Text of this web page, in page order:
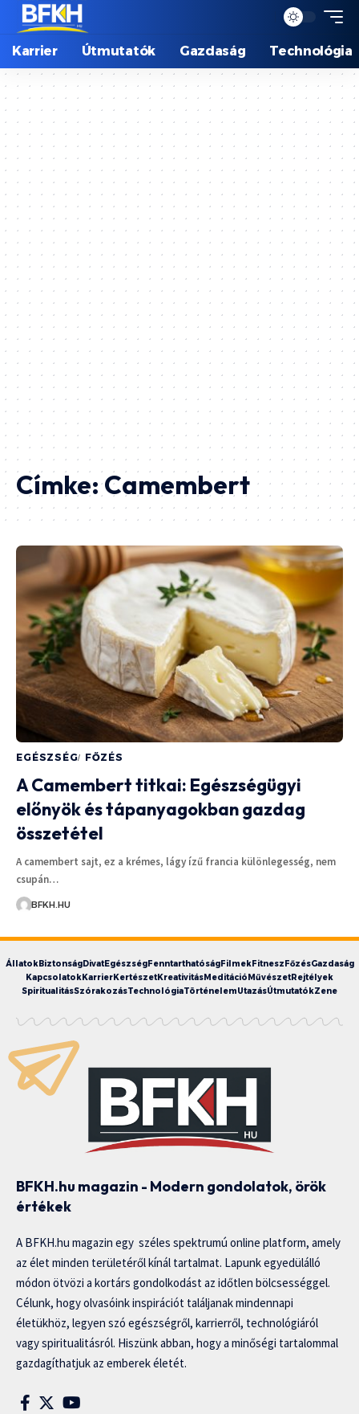
Karrier Útmutatók Gazdaság Technológia
Címke:Camembert
EGÉSZSÉG FŐZÉS
A Camembert titkai: Egészségügyi
előnyök és tápanyagokban gazdag
összetétel
A camembert sajt, ez a krémes, lágy ízű francia különlegesség, nem
csupán…
BFKH.HU
ÁllatokBiztonságDivatEgészségFenntarthatóságFilmekFitneszFőzésGazdaság
KapcsolatokKarrierKertészetKreativitásMeditációMűvészetRejtélyek
SpiritualitásSzórakozásTechnológiaTörténelemUtazásÚtmutatókZene
BFKH.hu magazin - Modern gondolatok, örök
értékek
A BFKH.hu magazin egy széles spektrumú online platform, amely
az élet minden területéről kínál tartalmat. Lapunk egyedülálló
módon ötvözi a kortárs gondolkodást az időtlen bölcsességgel.
Célunk, hogy olvasóink inspirációt találjanak mindennapi
életükhöz, legyen szó egészségről, karrierről, technológiáról
vagy spiritualitásról. Hiszünk abban, hogy a minőségi tartalommal
gazdagíthatjuk az emberek életét.